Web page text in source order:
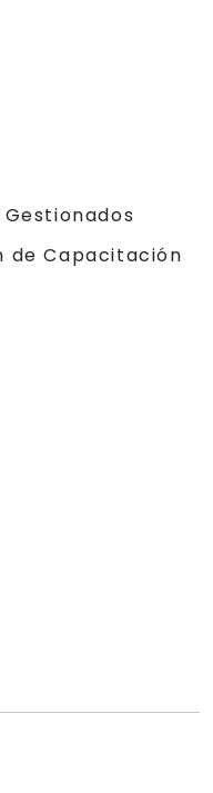
de Capacitación